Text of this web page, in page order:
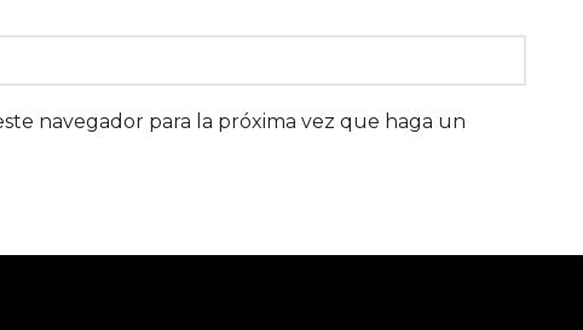
navegador para la próxima vez que haga un